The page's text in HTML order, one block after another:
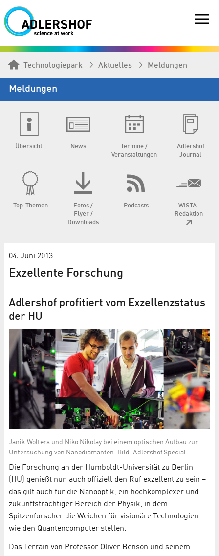
Technologiepark Aktuelles Meldungen
Meldungen
Übersicht News
Termine /
Veranstaltungen
Adlershof
Journal
Top-Themen
Fotos /
Flyer /
Downloads
Podcasts
WISTA-
Redaktion
04. Juni 2013
Exzellente Forschung
Adlershof profitiert vom Exzellenzstatus
der HU
Janik Wolters und Niko Nikolay bei einem optischen Aufbau zur
Untersuchung von Nanodiamanten. Bild: Adlershof Special
Die Forschung an der Humboldt-Universität zu Berlin
(HU) genießt nun auch offiziell den Ruf exzellent zu sein –
das gilt auch für die Nanooptik, ein hochkomplexer und
zukunftsträchtiger Bereich der Physik, in dem
Spitzenforscher die Weichen für visionäre Technologien
wie den Quantencomputer stellen.
Das Terrain von Professor Oliver Benson und seinem